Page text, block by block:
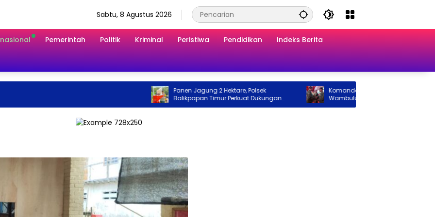
Sabtu, 8 Agustus 2026
Pemerintah Politik Kriminal Peristiwa Pendidikan Indeks Berita
Panen Jagung 2 Hektare, Polsek
Balikpapan Timur Perkuat Dukungan
Terhadap Ketahanan Pangan Nasional
Komandan Yonif TP 870/Sangia
Wambulu Letkol Inf Andi Gumilang Raih
Prestasi Terbaik Renang Militer Tahun